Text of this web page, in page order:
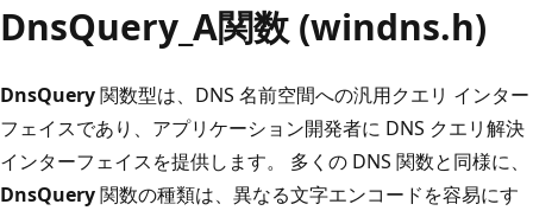
DnsQuery_A関数 (windns.h)
DnsQuery関数型は、DNS 名前空間への汎用クエリ インター
フェイスであり、アプリケーション開発者に DNS クエリ解決
インターフェイスを提供します。 多くの DNS 関数と同様に、
DnsQuery関数の種類は、異なる文字エンコードを容易にす